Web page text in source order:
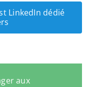
LinkedIn dédié
aux